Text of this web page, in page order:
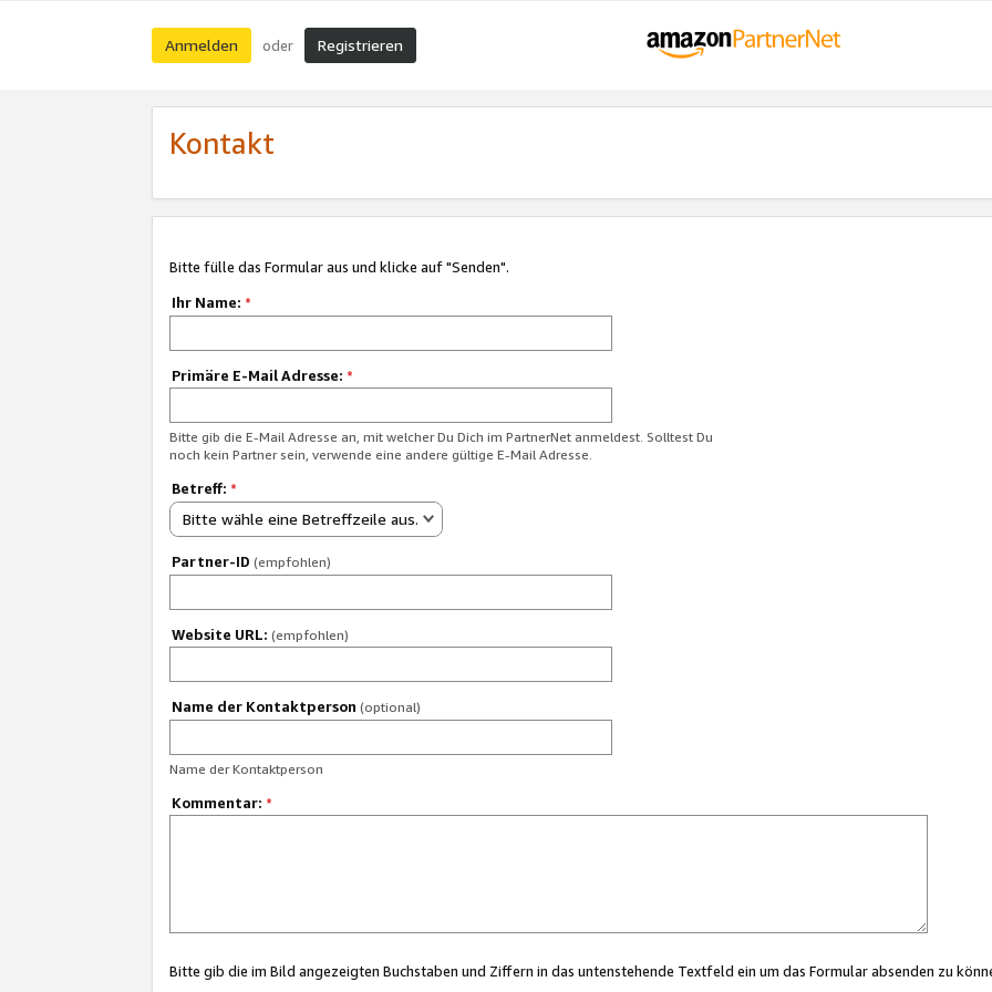
Anmelden oder Registrieren
Kontakt
Bitte fülle das Formular aus und klicke auf "Senden".
Ihr Name: *
Primäre E-Mail Adresse: *
Bitte gib die E-Mail Adresse an, mit welcher Du Dich im PartnerNet anmeldest. Solltest Du
noch kein Partner sein, verwende eine andere gültige E-Mail Adresse.
Betreff: *
Bitte wähle eine Betreffzeile aus.
Partner-ID (empfohlen)
Website URL: (empfohlen)
Name der Kontaktperson (optional)
Name der Kontaktperson
Kommentar: *
Bitte gib die im Bild angezeigten Buchstaben und Ziffern in das untenstehende Textfeld ein um das Formular absenden zu